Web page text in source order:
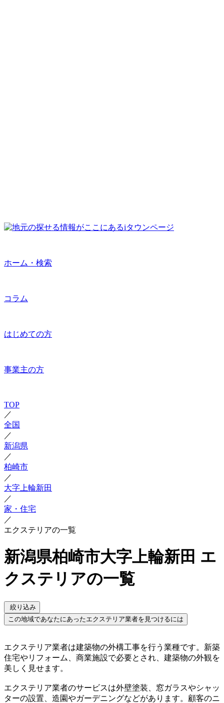
ホーム・検索
コラム
はじめての方
事業主の方
TOP
／
全国
／
新潟県
／
柏崎市
／
大字上輪新田
／
家・住宅
／
エクステリアの一覧
新潟県柏崎市大字上輪新田 エ
クステリアの一覧
絞り込み
この地域であなたにあったエクステリア業者を見つけるには
エクステリア業者は建築物の外構工事を行う業種です。新築
住宅やリフォーム、商業施設で必要とされ、建築物の外観を
美しく見せます。
エクステリア業者のサービスは外壁塗装、窓ガラスやシャッ
ターの設置、造園やガーデニングなどがあります。顧客のニ